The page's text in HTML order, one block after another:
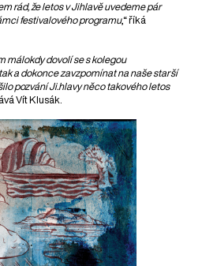
rád, že letos v Jihlavě uvedeme pár
festivalového programu,“ říká
málokdy dovolí se s kolegou
a dokonce zavzpomínat na naše starší
pozvání Ji.hlavy něco takového letos
Vít Klusák.